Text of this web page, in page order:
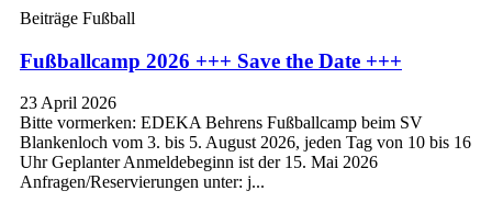
Beiträge Fußball
Fußballcamp 2026 +++ Save the Date +++
23 April 2026
Bitte vormerken: EDEKA Behrens Fußballcamp beim SV
Blankenloch vom 3. bis 5. August 2026, jeden Tag von 10 bis 16
Uhr Geplanter Anmeldebeginn ist der 15. Mai 2026
Anfragen/Reservierungen unter: j...